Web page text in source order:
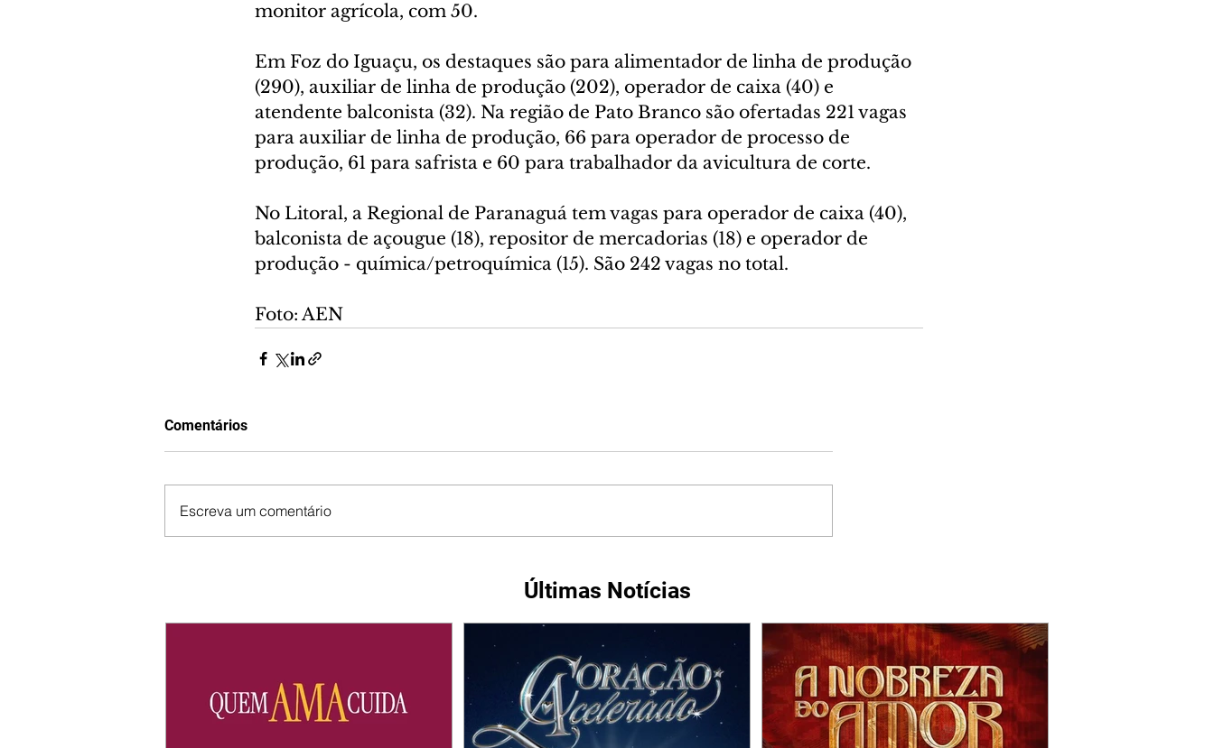
monitor agrícola, com 50.
Em Foz do Iguaçu, os destaques são para alimentador de linha de produção
(290), auxiliar de linha de produção (202), operador de caixa (40) e
atendente balconista (32). Na região de Pato Branco são ofertadas 221 vagas
para auxiliar de linha de produção, 66 para operador de processo de
produção, 61 para safrista e 60 para trabalhador da avicultura de corte.
No Litoral, a Regional de Paranaguá tem vagas para operador de caixa (40),
balconista de açougue (18), repositor de mercadorias (18) e operador de
produção - química/petroquímica (15). São 242 vagas no total.
Foto: AEN
Comentários
Escreva um comentário
Últimas Notícias